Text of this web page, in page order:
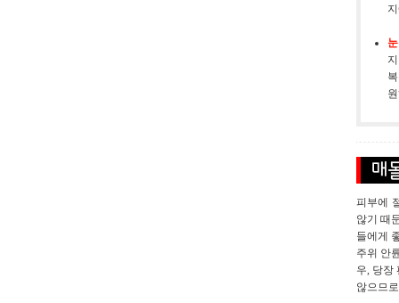
피부에
않기 때
들에게
주위 안
우, 당장
않으므